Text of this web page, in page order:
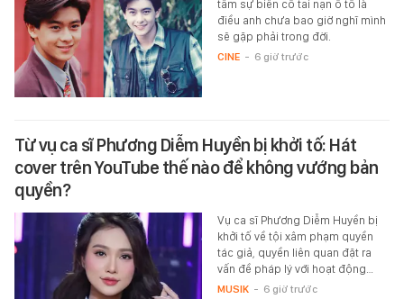
tâm sự biến cố tai nạn ô tô là
điều anh chưa bao giờ nghĩ mình
sẽ gặp phải trong đời.
CINE - 6 giờ trước
Từ vụ ca sĩ Phương Diễm Huyền bị khởi tố: Hát
cover trên YouTube thế nào để không vướng bản
quyền?
Vụ ca sĩ Phương Diễm Huyền bị
khởi tố về tội xâm phạm quyền
tác giả, quyền liên quan đặt ra
vấn đề pháp lý với hoạt động…
MUSIK - 6 giờ trước